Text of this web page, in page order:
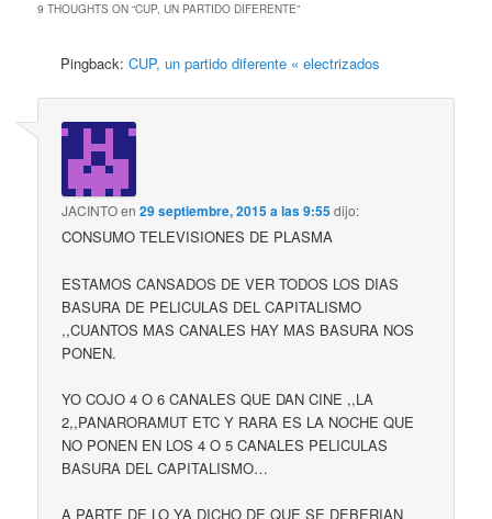
9 THOUGHTS ON “CUP, UN PARTIDO DIFERENTE”
Pingback:CUP, un partido diferente « electrizados
JACINTOen29 septiembre, 2015 a las 9:55dijo:
CONSUMO TELEVISIONES DE PLASMA
ESTAMOS CANSADOS DE VER TODOS LOS DIAS
BASURA DE PELICULAS DEL CAPITALISMO
,,CUANTOS MAS CANALES HAY MAS BASURA NOS
PONEN.
YO COJO 4 O 6 CANALES QUE DAN CINE ,,LA
2,,PANARORAMUT ETC Y RARA ES LA NOCHE QUE
NO PONEN EN LOS 4 O 5 CANALES PELICULAS
BASURA DEL CAPITALISMO…
A PARTE DE LO YA DICHO DE QUE SE DEBERIAN